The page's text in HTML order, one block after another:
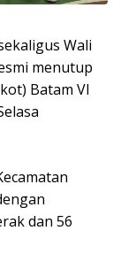
Wali
menutup
Batam VI
dan 56